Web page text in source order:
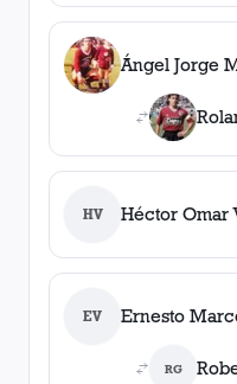
Ángel Jorge
HV Héctor Omar
EV Ernesto
RG